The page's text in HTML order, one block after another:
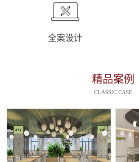
全案设计
精品案例
CLASSIC CASE